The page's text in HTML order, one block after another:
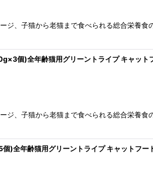
ジ、子猫から老猫まで食べられる総合栄養
個)全年齢猫用グリーントライプ キャット
ジ、子猫から老猫まで食べられる総合栄養
)全年齢猫用グリーントライプ キャットフ